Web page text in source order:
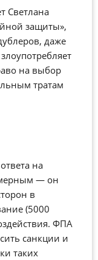
Светлана
защиты»,
даже
на выбор
тратам
на
— он
в
(5000
ФПА
санкции и
таких